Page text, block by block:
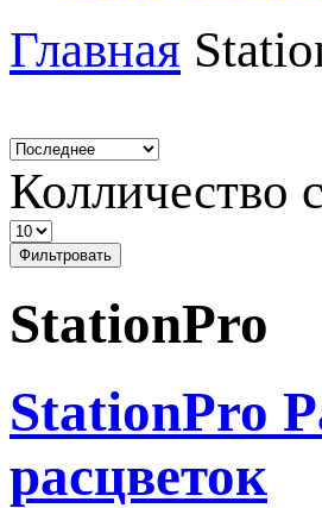
Главная
Колличество
Фильтровать
StationPro
StationPro
расцветок